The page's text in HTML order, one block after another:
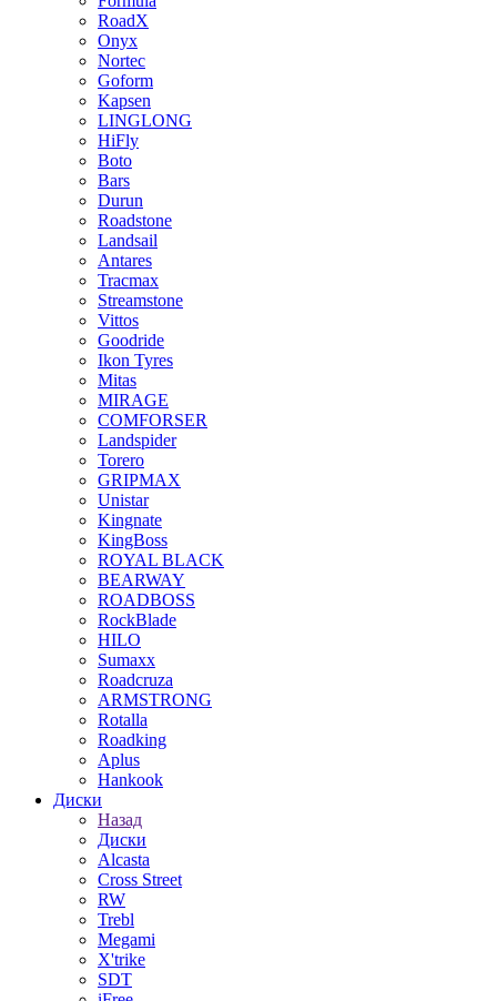
RoadX
Onyx
Nortec
Goform
Kapsen
LINGLONG
HiFly
Boto
Bars
Durun
Roadstone
Landsail
Antares
Tracmax
Streamstone
Vittos
Goodride
Ikon Tyres
Mitas
MIRAGE
COMFORSER
Landspider
Torero
GRIPMAX
Unistar
Kingnate
KingBoss
ROYAL BLACK
BEARWAY
ROADBOSS
RockBlade
HILO
Sumaxx
Roadcruza
ARMSTRONG
Rotalla
Roadking
Aplus
Hankook
Диски
Назад
Диски
Alcasta
Cross Street
RW
Trebl
Megami
X'trike
SDT